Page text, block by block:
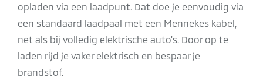
opladen via een laadpunt. Dat doe je eenvoudig via
een standaard laadpaal met een Mennekes kabel,
net als bij volledig elektrische auto's. Door op te
laden rijd je vaker elektrisch en bespaar je
brandstof.